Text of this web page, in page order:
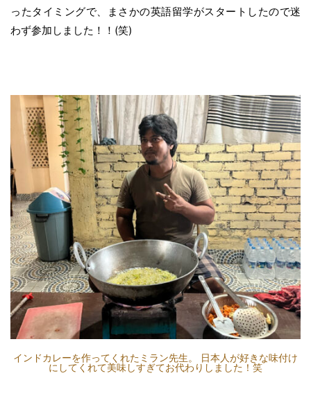
ったタイミングで、まさかの英語留学がスタートしたので迷
わず参加しました！！(笑)
インドカレーを作ってくれたミラン先生。 日本人が好きな味付け
にしてくれて美味しすぎてお代わりしました！笑